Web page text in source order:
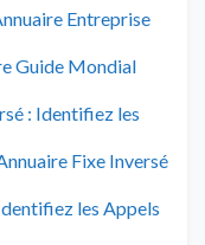
Entreprise
Guide Mondial
: Identifiez les
Fixe Inversé
les Appels